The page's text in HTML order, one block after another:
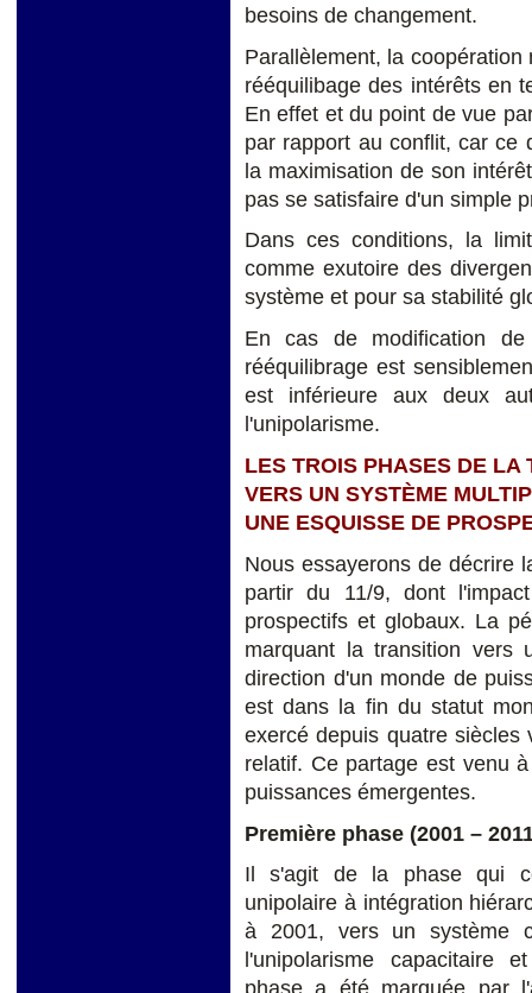
besoins de changement.
Parallèlement, la
rééquilibage des intérêts en
En effet et du point de vue
par rapport au conflit, car ce
la maximisation de son
pas se satisfaire d'un simple
Dans ces conditions, la
comme exutoire des
système et pour sa stabilité
En cas de modification
rééquilibrage est
est inférieure aux deux
l'unipolarisme.
LES TROIS PHASES DE LA
VERS UN SYSTÈME
UNE ESQUISSE DE
Nous essayerons de décrire
partir du 11/9, dont
prospectifs et globaux. La
marquant la transition vers
direction d'un monde de
est dans la fin du statut
exercé depuis quatre
relatif. Ce partage est venu
puissances émergentes.
Première phase (2001 –
Il s'agit de la phase qui
unipolaire à intégration
à 2001, vers un système
l'unipolarisme capacitaire